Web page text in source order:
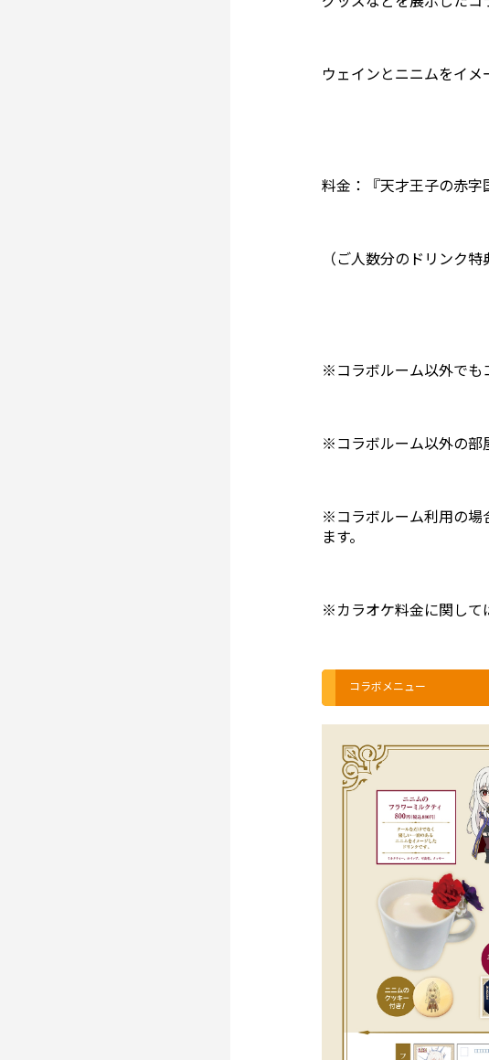
ウェインとニニムをイメ
料金：『天才王子の赤
（ご人数分のドリンク
※コラボルーム以外でも
※コラボルーム以外の部
※コラボルーム利用の場
ます。
※カラオケ料金に関して
コラボメニュー